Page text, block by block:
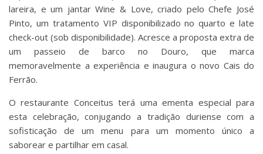
lareira, e um jantar Wine & Love, criado pelo Chefe José
Pinto, um tratamento VIP disponibilizado no quarto e late
check-out (sob disponibilidade). Acresce a proposta extra de
um passeio de barco no Douro, que marca
memoravelmente a experiência e inaugura o novo Cais do
Ferrão.
O restaurante Conceitus terá uma ementa especial para
esta celebração, conjugando a tradição duriense com a
sofisticação de um menu para um momento único a
saborear e partilhar em casal.